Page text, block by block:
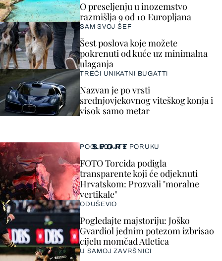
SPORT
POGLEDAJTE PORUKU
FOTO Torcida podigla
transparente koji će odjeknuti
Hrvatskom: Prozvali "moralne
vertikale"
ODUŠEVIO
Pogledajte majstoriju: Joško
Gvardiol jednim potezom izbrisao
cijelu momčad Atletica
U SAMOJ ZAVRŠNICI
O preseljenju u inozemstvo
razmišlja 9 od 10 Europljana
SAM SVOJ ŠEF
Šest poslova koje možete
pokrenuti od kuće uz minimalna
ulaganja
TREĆI UNIKATNI BUGATTI
Nazvan je po vrsti
srednjovjekovnog viteškog konja i
visok samo metar